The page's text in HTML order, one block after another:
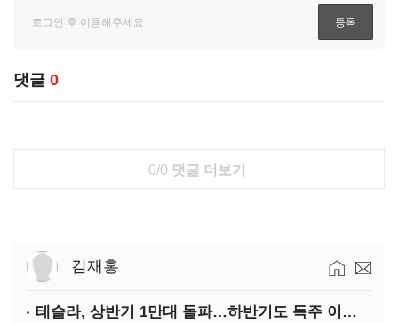
댓글 0
0/0 댓글 더보기
김재홍
테슬라, 상반기 1만대 돌파…하반기도 독주 이어질까